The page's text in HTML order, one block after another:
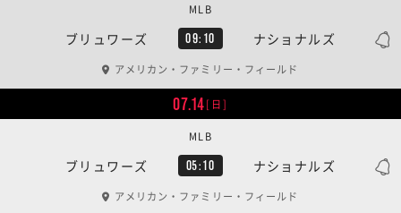
ブリュワーズ 09:10 ナショナルズ
MLB
アメリカン・ファミリー・フィールド
07.14[日]
ブリュワーズ 05:10 ナショナルズ
MLB
アメリカン・ファミリー・フィールド